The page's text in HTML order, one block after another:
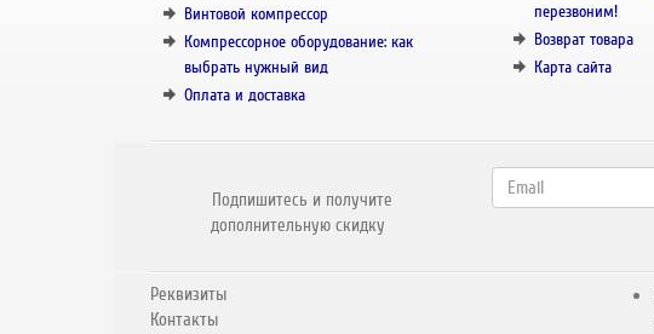
Винтовой компрессор
Компрессорное оборудование: как
выбрать нужный вид
Оплата и доставка
перезвоним!
Возврат товара
Карта сайта
Подпишитесь и получите
дополнительную скидку
Реквизиты
Контакты